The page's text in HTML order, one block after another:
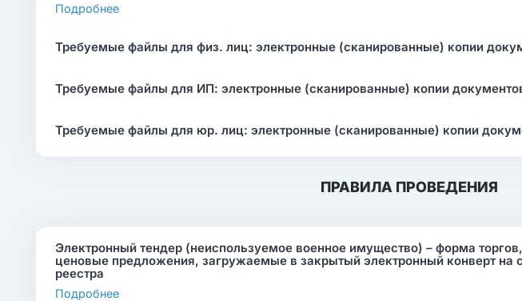
Подробнее
Требуемые файлы для физ. лиц: электронные (сканированные) копии
Требуемые файлы для ИП: электронные (сканированные) копии
Требуемые файлы для юр. лиц: электронные (сканированные) копии
ПРАВИЛА ПРОВЕДЕНИЯ
Электронный тендер (неиспользуемое военное имущество) – форма
ценовые предложения, загружаемые в закрытый электронный конверт на
реестра
Подробнее